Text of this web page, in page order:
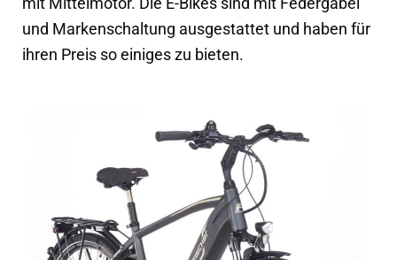
und Markenschaltung ausgestattet und haben für
ihren Preis so einiges zu bieten.